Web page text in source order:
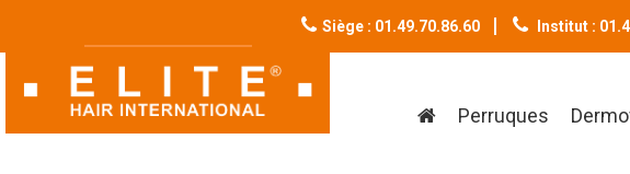
Siège : 01.49.70.86.60 Institut :
Perruques